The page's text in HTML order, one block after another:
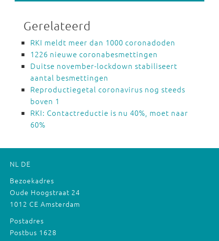
Gerelateerd
RKI meldt meer dan 1000 coronadoden
1226 nieuwe coronabesmettingen
Duitse november-lockdown stabiliseert
aantal besmettingen
Reproductiegetal coronavirus nog steeds
boven 1
RKI: Contactreductie is nu 40%, moet naar
60%
NL DE
Bezoekadres
Oude Hoogstraat 24
1012 CE Amsterdam
Postadres
Postbus 1628